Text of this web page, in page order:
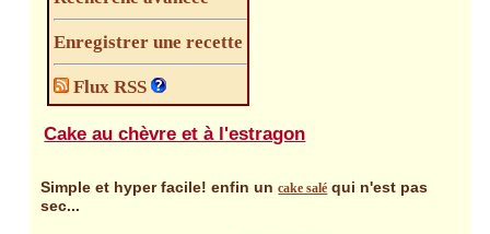
Enregistrer une recette
Flux RSS
Cake au chèvre et à l'estragon
Simple et hyper facile! enfin uncake salé qui n'est pas
sec...